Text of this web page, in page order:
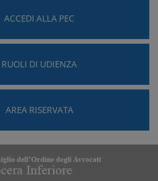
ACCEDI ALLA PEC
RUOLI DI UDIENZA
AREA RISERVATA